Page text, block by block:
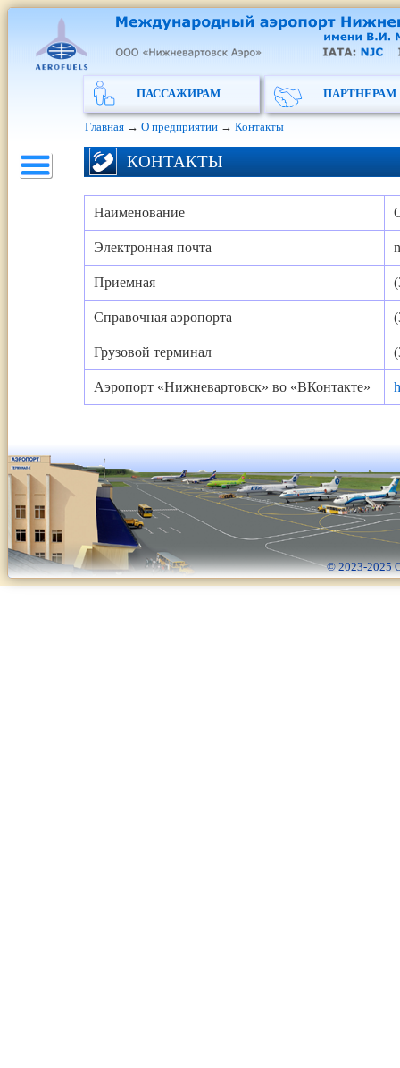
ПАССАЖИРАМ ПАРТНЕРАМ
Главная → О предприятии → Контакты
КОНТАКТЫ
Наименование
Электронная почта
Приемная
Справочная аэропорта
Грузовой терминал
Аэропорт «Нижневартовск» во «ВКонтакте»
© 2023-